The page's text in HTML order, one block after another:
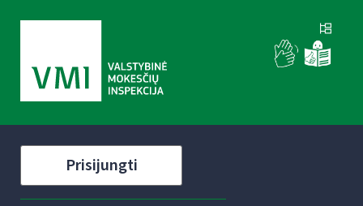
Prisijungti